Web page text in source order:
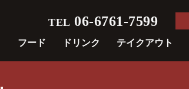
フード ドリンク テイクアウト
TEL 06-6761-7599